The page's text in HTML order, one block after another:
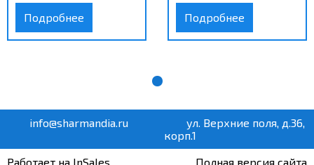
Подробнее Подробнее
info@sharmandia.ru
ул. Верхние поля, д.36,
корп.1
Работает на InSales
Полная версия сайта